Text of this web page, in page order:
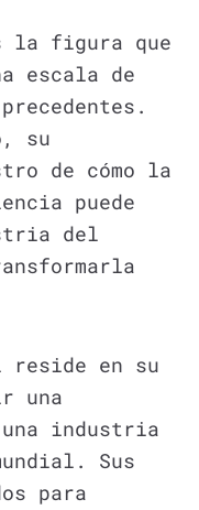
la figura que
escala de
su
de cómo la
puede
del
reside en su
una
industria
Sus
para